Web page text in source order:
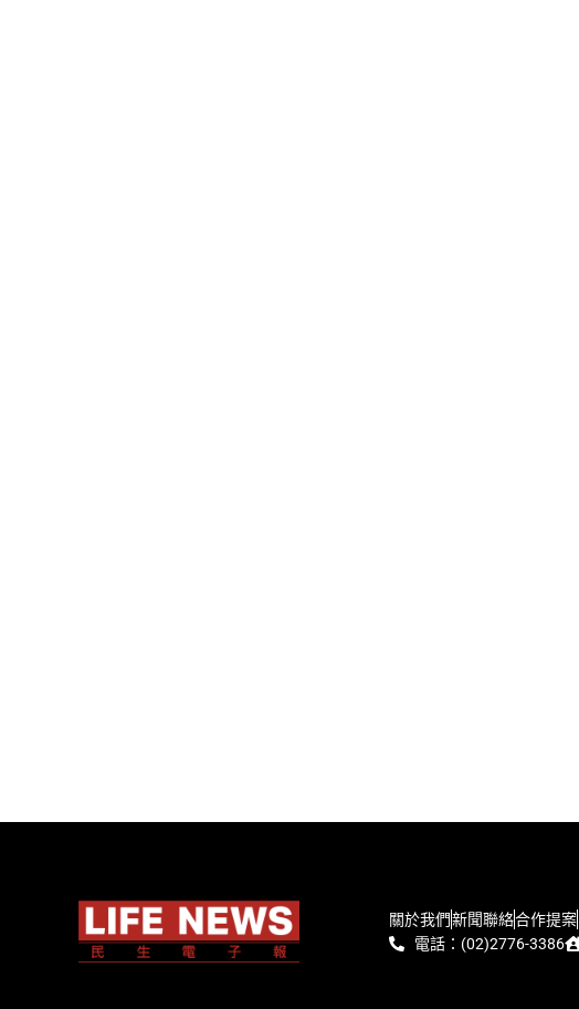
關於我們新聞聯絡合作提案
電話：(02)2776-3386